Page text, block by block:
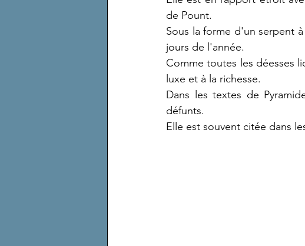
de Pount.
Sous la forme d'un serpent
jours de l'année.
Comme toutes les déesses
luxe et à la richesse.
Dans les textes de
défunts.
Elle est souvent citée dans